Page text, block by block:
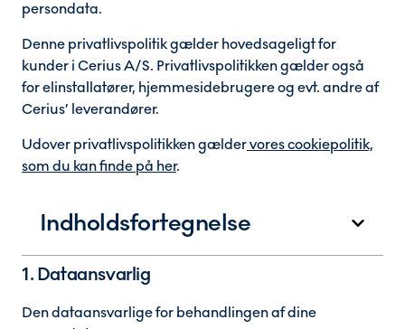
persondata.
Denne privatlivspolitik gælder hovedsageligt for
kunder i Cerius A/S. Privatlivspolitikken gælder også
for elinstallatører, hjemmesidebrugere og evt. andre af
Cerius’ leverandører.
Udover privatlivspolitikken gældervores cookiepolitik,
som du kan finde på her.
Indholdsfortegnelse
1. Dataansvarlig
Den dataansvarlige for behandlingen af dine